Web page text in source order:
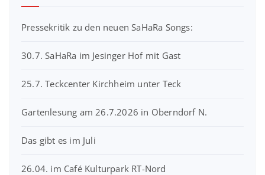
Pressekritik zu den neuen SaHaRa Songs:
30.7. SaHaRa im Jesinger Hof mit Gast
25.7. Teckcenter Kirchheim unter Teck
Gartenlesung am 26.7.2026 in Oberndorf N.
Das gibt es im Juli
26.04. im Café Kulturpark RT-Nord